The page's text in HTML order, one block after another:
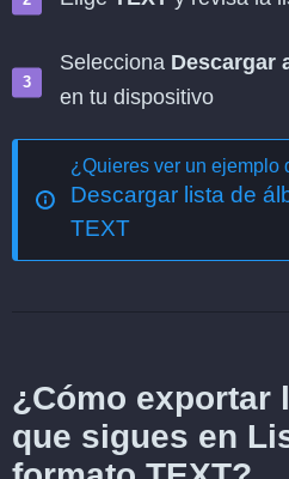
Selecciona Descargar
en tu dispositivo
¿Quieres ver un ejemplo
Descargar lista de
TEXT
¿Cómo exportar
que sigues en